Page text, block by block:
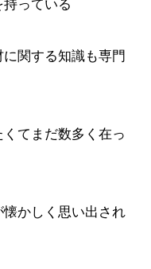
っている
関する知識も専門
てまだ数多く在っ
かしく思い出され